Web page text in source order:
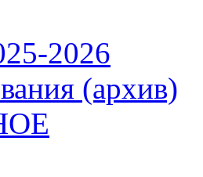
2026
(архив)